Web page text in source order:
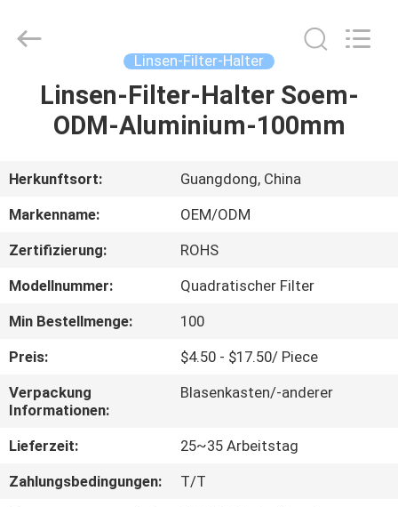
HAUS
ÜBER
UNS
FABRIK-
AUSFLUG
QUALITÄTSKONTROLLE
TRETEN
SIE
Ltd..
Linsen-Filter-Halter
Linsen-Filter-Halter Soem-
ODM-Aluminium-100mm
Herkunftsort:
Guangdong, China
Markenname:
OEM/ODM
Zertifizierung:
ROHS
Modellnummer:
Quadratischer Filter
Min Bestellmenge:
100
Preis:
$4.50 - $17.50/ Piece
Verpackung
Informationen:
Blasenkasten/-anderer
Lieferzeit:
25~35 Arbeitstag
Zahlungsbedingungen:
T/T